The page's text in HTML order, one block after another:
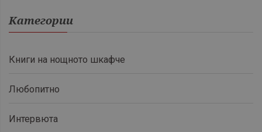
Категории
Книги на нощното шкафче
Любопитно
Интервюта